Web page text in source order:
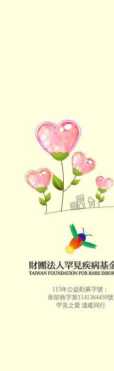
115年公益勸募字號：
衛部救字第1141364459號
罕見之愛 溫暖同行